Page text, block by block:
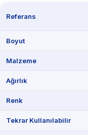
Referans
Boyut
Malzeme
Ağırlık
Renk
Tekrar Kullanılabilir